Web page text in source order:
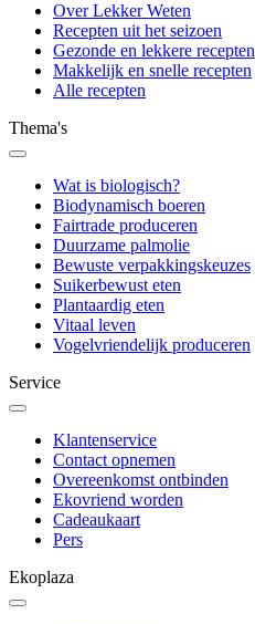
Over Lekker Weten
Recepten uit het seizoen
Gezonde en lekkere recepten
Makkelijk en snelle recepten
Alle recepten
Thema's
Wat is biologisch?
Biodynamisch boeren
Fairtrade produceren
Duurzame palmolie
Bewuste verpakkingskeuzes
Suikerbewust eten
Plantaardig eten
Vitaal leven
Vogelvriendelijk produceren
Service
Klantenservice
Contact opnemen
Overeenkomst ontbinden
Ekovriend worden
Cadeaukaart
Pers
Ekoplaza